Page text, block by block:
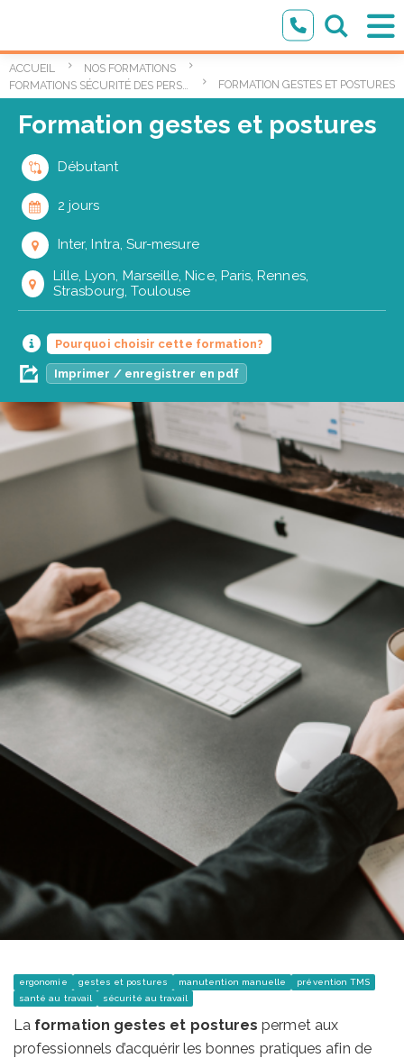
ACCUEIL
NOS FORMATIONS
FORMATION GESTES ET POSTURES
Formation gestes et postures
Débutant
2 jours
Inter, Intra, Sur-mesure
Lille, Lyon, Marseille, Nice, Paris, Rennes,
Strasbourg, Toulouse
Pourquoi choisir cette formation?
Imprimer / enregistrer en pdf
ergonomie gestes et postures manutention manuelle
prévention TMS
santé au travail
sécurité au travail
La formation gestes et postures permet aux
professionnels d’acquérir les bonnes pratiques afin de